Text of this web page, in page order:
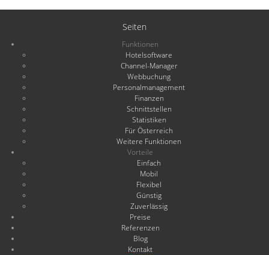
Seiten
Funktionen
Hotelsoftware
Channel-Manager
Webbuchung
Personalmanagement
Finanzen
Schnittstellen
Statistiken
Für Österreich
Weitere Funktionen
Vorteile
Einfach
Mobil
Flexibel
Günstig
Zuverlässig
Preise
Referenzen
Blog
Kontakt